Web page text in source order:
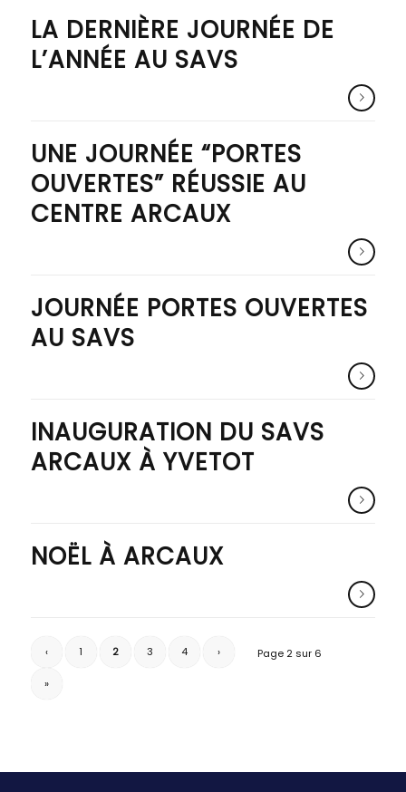
LA DERNIÈRE JOURNÉE DE
L’ANNÉE AU SAVS
UNE JOURNÉE “PORTES
OUVERTES” RÉUSSIE AU
CENTRE ARCAUX
JOURNÉE PORTES OUVERTES
AU SAVS
INAUGURATION DU SAVS
ARCAUX À YVETOT
NOËL À ARCAUX
Page 2 sur 6
‹ 1 2 3 4 ›
»